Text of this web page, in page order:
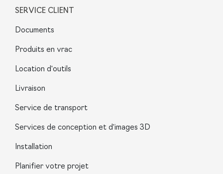
SERVICE CLIENT
Documents
Produits en vrac
Location d'outils
Livraison
Service de transport
Services de conception et d'images 3D
Installation
Planifier votre projet